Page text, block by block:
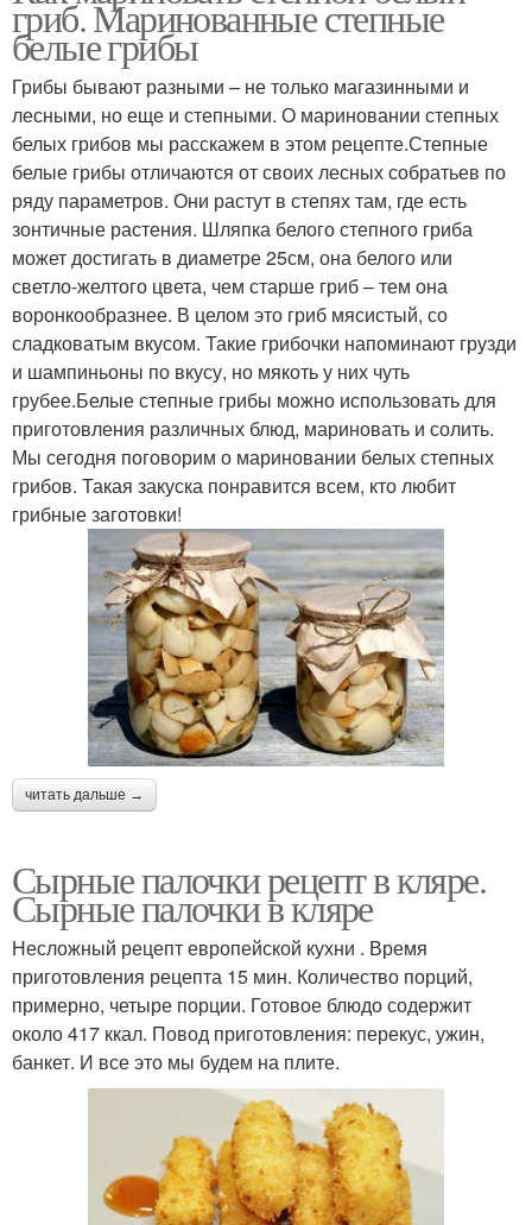
гриб. Маринованные степные
белые грибы
Грибы бывают разными – не только магазинными и
лесными, но еще и степными. О мариновании степных
белых грибов мы расскажем в этом рецепте.Степные
белые грибы отличаются от своих лесных собратьев по
ряду параметров. Они растут в степях там, где есть
зонтичные растения. Шляпка белого степного гриба
может достигать в диаметре 25см, она белого или
светло-желтого цвета, чем старше гриб – тем она
воронкообразнее. В целом это гриб мясистый, со
сладковатым вкусом. Такие грибочки напоминают грузди
и шампиньоны по вкусу, но мякоть у них чуть
грубее.Белые степные грибы можно использовать для
приготовления различных блюд, мариновать и солить.
Мы сегодня поговорим о мариновании белых степных
грибов. Такая закуска понравится всем, кто любит
грибные заготовки!
читать дальше →
Сырные палочки рецепт в кляре.
Сырные палочки в кляре
Несложный рецепт европейской кухни . Время
приготовления рецепта 15 мин. Количество порций,
примерно, четыре порции. Готовое блюдо содержит
около 417 ккал. Повод приготовления: перекус, ужин,
банкет. И все это мы будем на плите.